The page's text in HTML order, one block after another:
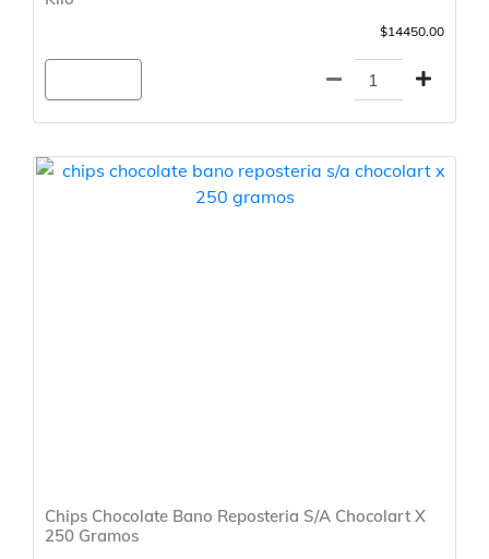
$14450.00
Chips Chocolate Bano Reposteria S/A Chocolart X
250 Gramos